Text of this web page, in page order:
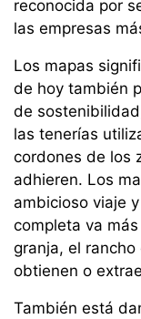
reconocida por
las empresas
Los mapas
de hoy también
de
las tenerías
cordones de los
adhieren. Los
ambicioso viaje
completa va
granja, el
obtienen o
También está